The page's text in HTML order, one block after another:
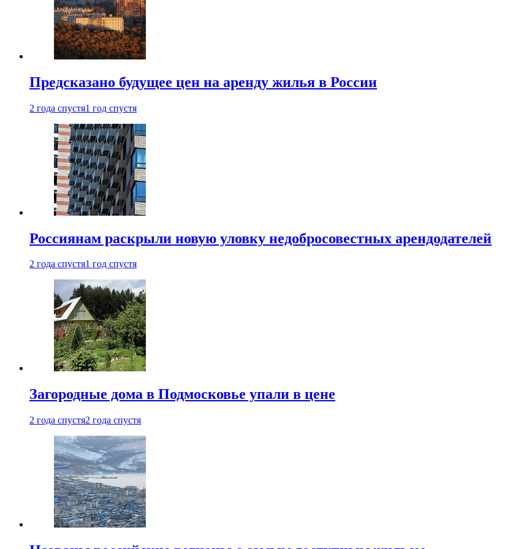
Предсказано будущее цен на аренду жилья в России
2 года спустя1 год спустя
Россиянам раскрыли новую уловку недобросовестных арендодателей
2 года спустя1 год спустя
Загородные дома в Подмосковье упали в цене
2 года спустя2 года спустя